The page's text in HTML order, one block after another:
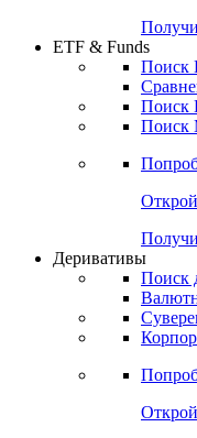
ETF & Funds
Поиск
Поиск
Деривативы
Поиск